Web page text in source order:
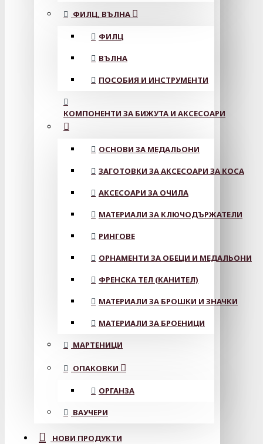
ФИЛЦ, ВЪЛНА
ФИЛЦ
ВЪЛНА
ПОСОБИЯ И ИНСТРУМЕНТИ
КОМПОНЕНТИ ЗА БИЖУТА И АКСЕСОАРИ
ОСНОВИ ЗА МЕДАЛЬОНИ
ЗАГОТОВКИ ЗА АКСЕСОАРИ ЗА КОСА
АКСЕСОАРИ ЗА ОЧИЛА
МАТЕРИАЛИ ЗА КЛЮЧОДЪРЖАТЕЛИ
РИНГОВЕ
ОРНАМЕНТИ ЗА ОБЕЦИ И МЕДАЛЬОНИ
ФРЕНСКА ТЕЛ (КАНИТЕЛ)
МАТЕРИАЛИ ЗА БРОШКИ И ЗНАЧКИ
МАТЕРИАЛИ ЗА БРОЕНИЦИ
МАРТЕНИЦИ
ОПАКОВКИ
ОРГАНЗА
ВАУЧЕРИ
НОВИ ПРОДУКТИ